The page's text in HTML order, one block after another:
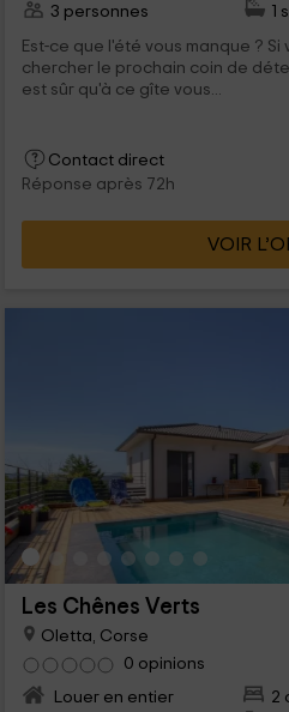
3 personnes
1
Est-ce que l'été vous manque ?
chercher le prochain coin de
est sûr qu'à ce gîte vous...
Contact direct
Réponse après 72h
VOIR
Les Chênes Verts
Oletta, Corse
0 opinions
Louer en entier
2